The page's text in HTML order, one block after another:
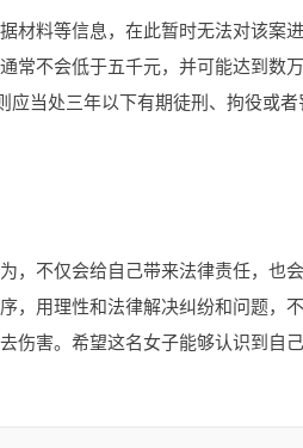
材料等信息，在此暂时无法对该案
常不会低于五千元，并可能达到数
应当处三年以下有期徒刑、拘役或者
，不仅会给自己带来法律责任，也
，用理性和法律解决纠纷和问题，
伤害。希望这名女子能够认识到自